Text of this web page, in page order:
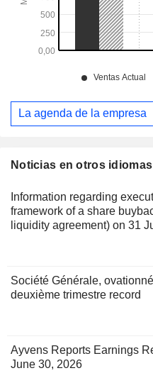
Noticias en otros
Information regarding
framework of a share
liquidity agreement) on 31
Société Générale,
deuxième trimestre record
Ayvens Reports Earnings
June 30, 2026
La agenda de la empresa